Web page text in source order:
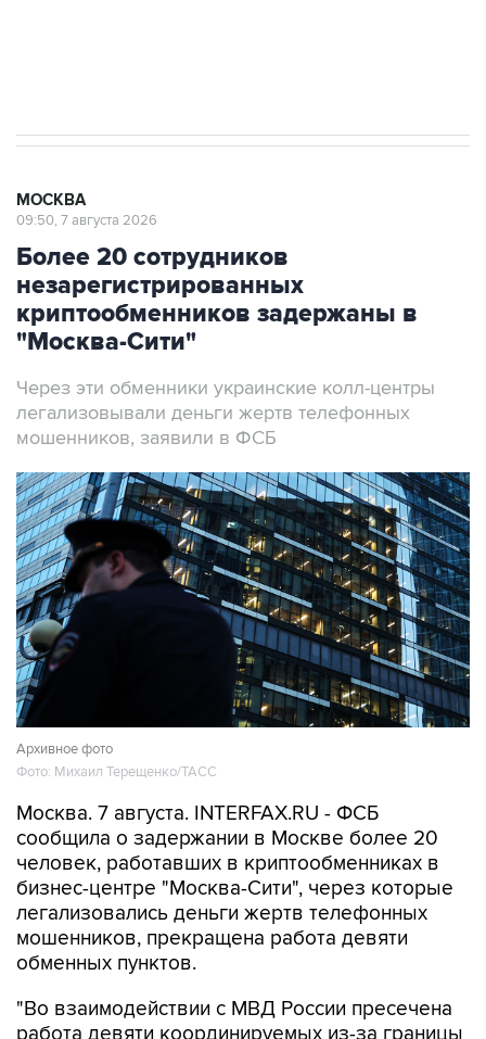
МОСКВА
09:50, 7 августа 2026
Более 20 сотрудников
незарегистрированных
криптообменников задержаны в
"Москва-Сити"
Через эти обменники украинские колл-центры
легализовывали деньги жертв телефонных
мошенников, заявили в ФСБ
Архивное фото
Фото: Михаил Терещенко/ТАСС
Москва. 7 августа. INTERFAX.RU - ФСБ
сообщила о задержании в Москве более 20
человек, работавших в криптообменниках в
бизнес-центре "Москва-Сити", через которые
легализовались деньги жертв телефонных
мошенников, прекращена работа девяти
обменных пунктов.
"Во взаимодействии с МВД России пресечена